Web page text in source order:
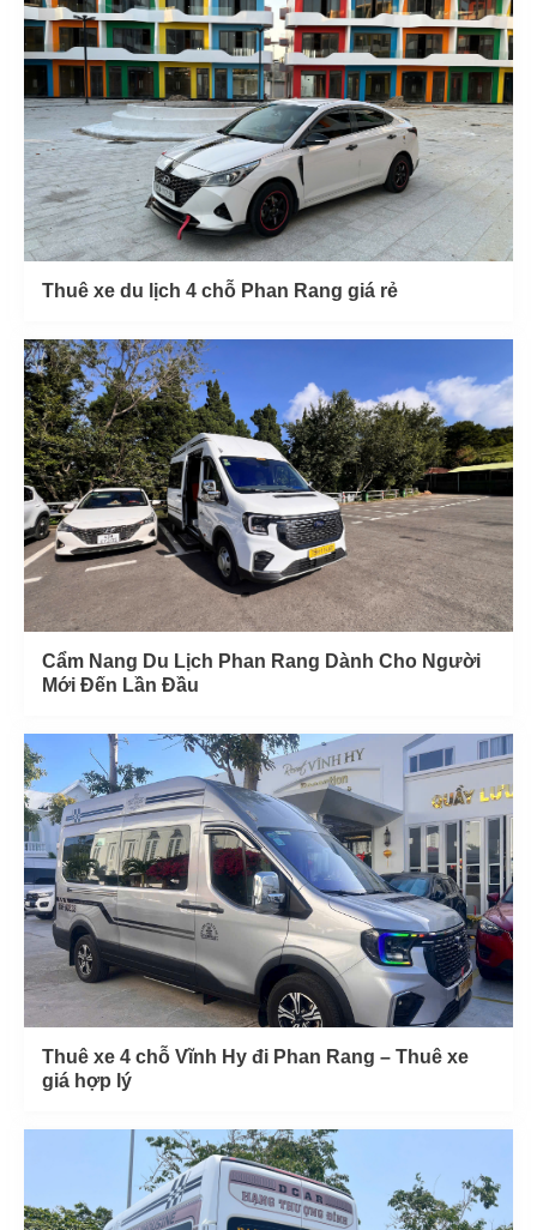
Thuê xe du lịch 4 chỗ Phan Rang giá rẻ
Cẩm Nang Du Lịch Phan Rang Dành Cho Người
Mới Đến Lần Đầu
Thuê xe 4 chỗ Vĩnh Hy đi Phan Rang – Thuê xe
giá hợp lý